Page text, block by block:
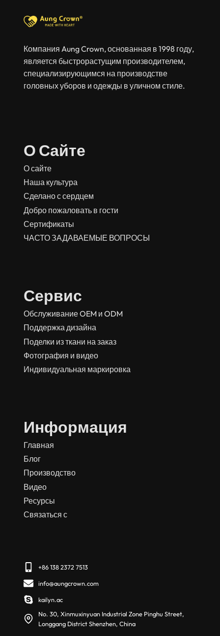
Компания Aung Crown, основанная в 1998 году,
является быстрорастущим производителем,
специализирующимся на производстве
головных уборов и одежды в уличном стиле.
О Сайте
О сайте
Наша культура
Сделано с сердцем
Добро пожаловать в гости
Сертификаты
ЧАСТО ЗАДАВАЕМЫЕ ВОПРОСЫ
Сервис
Обслуживание OEM и ODM
Поддержка дизайна
Поделки из ткани на заказ
Фотография и видео
Индивидуальная маркировка
Информация
Главная
Блог
Производство
Видео
Ресурсы
Связаться с
+86 138 2372 7513
info@aungcrown.com
kailyn.ac
No. 30, Xinmuxinyuan Industrial Zone Pinghu Street,
Longgang District Shenzhen, China